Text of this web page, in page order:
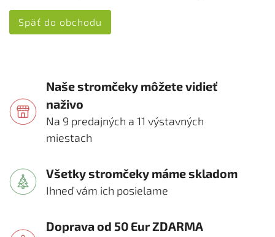
Späť do obchodu
Naše stromčeky môžete vidieť
naživo
Na 9 predajných a 11 výstavných
miestach
Všetky stromčeky máme skladom
Ihneď vám ich posielame
Doprava od 50 Eur ZDARMA